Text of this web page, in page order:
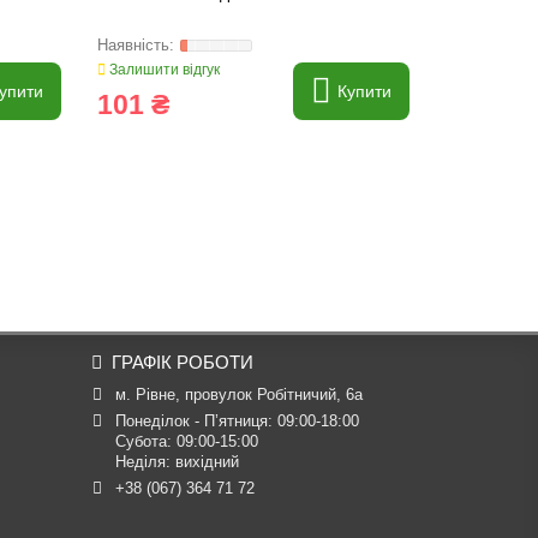
Залишити відгук
101 ₴ Купити
ГРАФІК РОБОТИ
м. Рівне, провулок Робітничий, 6а
Понеділок - П’ятниця: 09:00-18:00
Субота: 09:00-15:00
Неділя: вихідний
+38 (067) 364 71 72